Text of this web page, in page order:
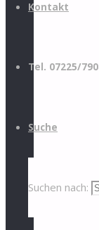
Kontakt
Tel. 07225/
Suche
Suchen nach: